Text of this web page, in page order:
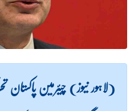
(لاہور نیوز) چیئرمین